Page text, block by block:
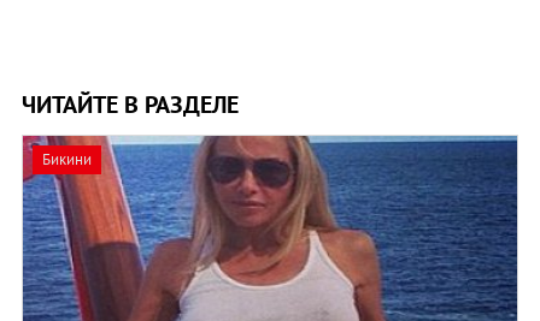
ЧИТАЙТЕ В РАЗДЕЛЕ
Бикини